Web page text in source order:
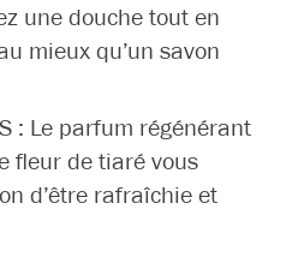
une douche tout en
mieux qu’un savon
: Le parfum régénérant
fleur de tiaré vous
d’être rafraîchie et